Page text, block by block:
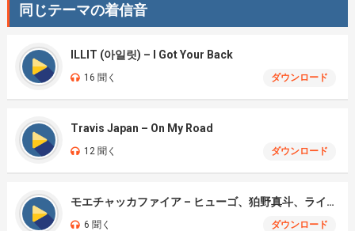
同じテーマの着信音
ILLIT (아일릿) – I Got Your Back
16 聞く ダウンロード
Travis Japan – On My Road
12 聞く ダウンロード
モエチャッカファイア – ヒューゴ、狛野真斗、ライト、セヴェリアン (Cover )
6 聞く ダウンロード